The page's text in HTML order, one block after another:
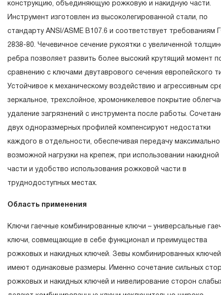
конструкцию, объединяющую рожковую и накидную части.
Инструмент изготовлен из высоколегированной стали, по
стандарту ANSI/ASME B107.6 и соответствует требованиям
2838-80. Чечевичное сечение рукоятки с увеличенной
ребра позволяет развить более высокий крутящий момент
сравнению с ключами двутаврового сечения европейского
Устойчивое к механическому воздействию и агрессивным
зеркальное, трехслойное, хромоникелевое покрытие
удаление загрязнений с инструмента после работы.
двух одноразмерных профилей компенсируют недостатки
каждого в отдельности, обеспечивая передачу максимально
возможной нагрузки на крепеж, при использовании накидной
части и удобство использования рожковой части в
труднодоступных местах.
Область применения
Ключи гаечные комбинированные ключи – универсальные
ключи, совмещающие в себе функционал и преимущества
рожковых и накидных ключей. Зевы комбинированных ключей
имеют одинаковые размеры. Именно сочетание сильных
рожковых и накидных ключей и нивелирование сторон
Понятие «ПОЖИЗНЕННАЯ ГАРАНТИЯ».
1.1 Понятие «ПОЖИЗНЕННАЯ ГАРАНТИЯ» включает в
признание неограниченного срока поддержания
обязательств в течение всего периода эксплуатации
изделия, а также замена или ремонт вышедшего из
инструмента, если при проведении технической
было установлено, что производитель использовал при
изготовлении изделия некачественные материалы или
нарушал технологию в процессе его производства.
1.2 «ПОЖИЗНЕННАЯ ГАРАНТИЯ» предоставляется при
условии соблюдения покупателем (потребителем) правил
инструмента.
2. Понятие «ОГРАНИЧЕННАЯ ГАРАНТИЯ»
2.1 На инструмент, имеющий в своей конструкции
КИНЕМАТИЧЕСКУЮ СХЕМУ (МЕХАНИЗМ)
понятие «ограниченной гарантии», в связи с
сроком эксплуатации, связанным с повышенным